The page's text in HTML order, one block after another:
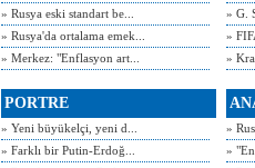
» Rusya eski standart be...
» Rusya'da ortalama emek...
» Merkez: "Enflasyon art...
» G.
»
»
PORTRE
» Yeni büyükelçi, yeni d...
» Farklı bir Putin-Erdoğ...
»
»